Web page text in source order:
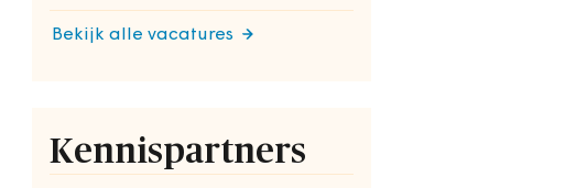
Bekijk alle vacatures
Kennispartners